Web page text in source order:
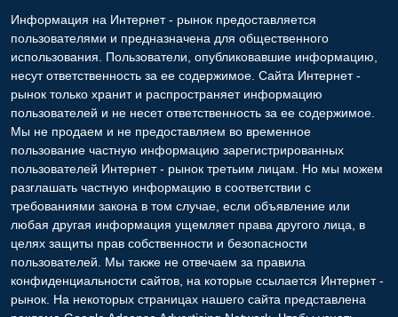
Информация на Интернет - рынок предоставляется
пользователями и предназначена для общественного
использования. Пользователи, опубликовавшие информацию,
несут ответственность за ее содержимое. Сайта Интернет -
рынок только хранит и распространяет информацию
пользователей и не несет ответственность за ее содержимое.
Мы не продаем и не предоставляем во временное
пользование частную информацию зарегистрированных
пользователей Интернет - рынок третьим лицам. Но мы можем
разглашать частную информацию в соответствии с
требованиями закона в том случае, если объявление или
любая другая информация ущемляет права другого лица, в
целях защиты прав собственности и безопасности
пользователей. Мы также не отвечаем за правила
конфиденциальности сайтов, на которые ссылается Интернет -
рынок. На некоторых страницах нашего сайта представлена